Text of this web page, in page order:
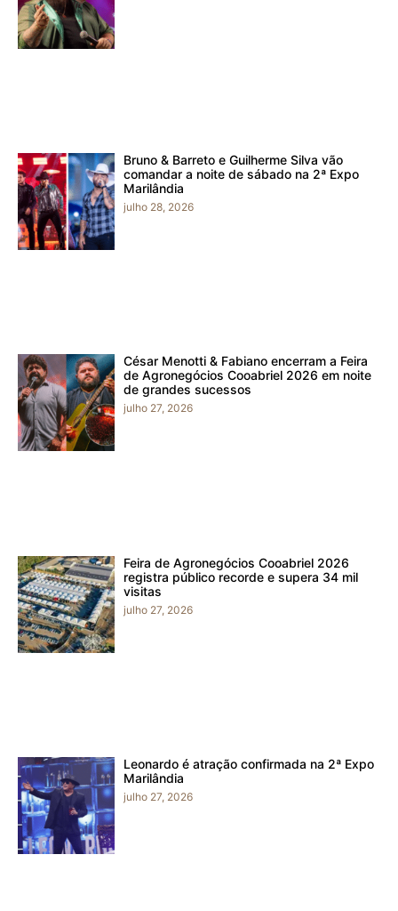
Bruno & Barreto e Guilherme Silva vão
comandar a noite de sábado na 2ª Expo
Marilândia
julho 28, 2026
César Menotti & Fabiano encerram a Feira
de Agronegócios Cooabriel 2026 em noite
de grandes sucessos
julho 27, 2026
Feira de Agronegócios Cooabriel 2026
registra público recorde e supera 34 mil
visitas
julho 27, 2026
Leonardo é atração confirmada na 2ª Expo
Marilândia
julho 27, 2026